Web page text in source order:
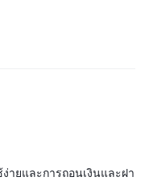
ยและการถอนเงินและฝา